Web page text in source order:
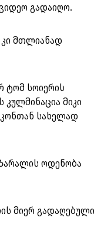
გადაიღო.
კი მთლიანად
ტომ სოიერის
მიკი
სახელად
ოდენობა
მიერ გადაღებული